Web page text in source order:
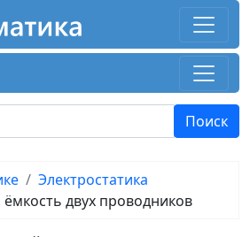
Электростатика
ёмкость двух проводников